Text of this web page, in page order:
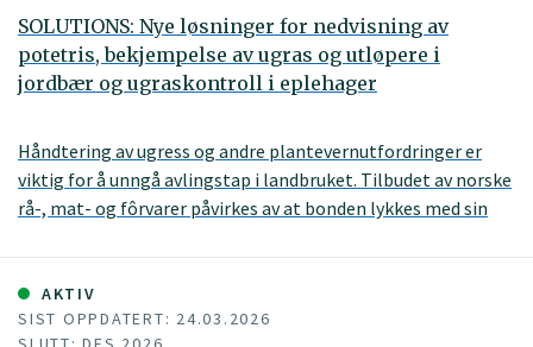
SOLUTIONS: Nye løsninger for nedvisning av
potetris, bekjempelse av ugras og utløpere i
jordbær og ugraskontroll i eplehager
Håndtering av ugress og andre plantevernutfordringer er
viktig for å unngå avlingstap i landbruket. Tilbudet av norske
rå-, mat- og fôrvarer påvirkes av at bonden lykkes med sin
mot plantevernmiddelet dikvat og den usikre framtida til
glyfosat – begge viktige innsatsfaktorer i norsk jord-
og hagebruk – fordrer nye løsninger. Gode alternativ til
AKTIV
SIST OPPDATERT: 24.03.2026